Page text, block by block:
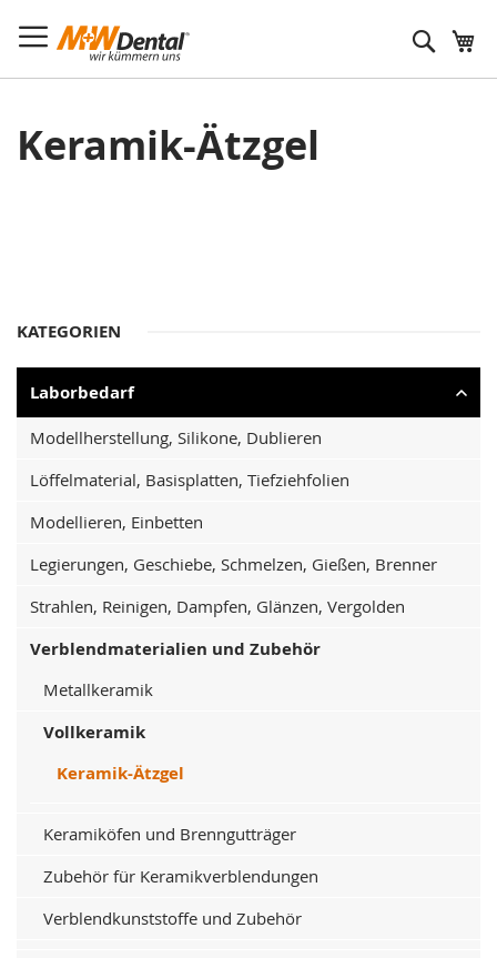
Suche
Keramik-Ätzgel
KATEGORIEN
Laborbedarf
Modellherstellung, Silikone, Dublieren
Löffelmaterial, Basisplatten, Tiefziehfolien
Modellieren, Einbetten
Legierungen, Geschiebe, Schmelzen, Gießen, Brenner
Strahlen, Reinigen, Dampfen, Glänzen, Vergolden
Verblendmaterialien und Zubehör
Metallkeramik
Vollkeramik
Keramik-Ätzgel
Keramiköfen und Brenngutträger
Zubehör für Keramikverblendungen
Verblendkunststoffe und Zubehör